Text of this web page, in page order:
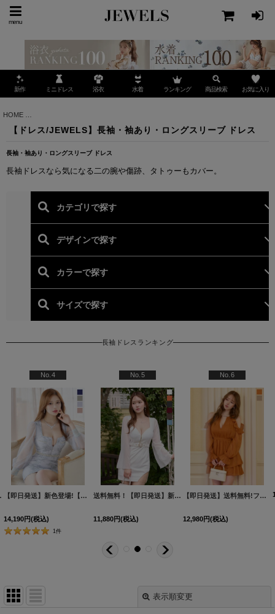
menu
新作 ミニドレス 浴衣 水着 ランキング 商品検索 お気に入り
HOME
【ドレス/JEWELS】長袖・袖あり・ロングスリーブ ドレス
長袖・袖あり・ロングスリーブ ドレス
長袖ドレスなら気になる二の腕や傷跡、タトゥーもカバー。
長袖ドレスランキング
人気ランキング (長袖・
[ 6012YNdzwuAGO-260706-1]
[6018YNdzwsIA-260713-1-CC
5723YNdzcu-250926-1]
【即日発送】送料無料!フリル/オフショルダー/ロングスリーブ/アメスリ/シフォン/ギャザー/ティアード/フレア/ミニドレス/キャバドレス【XS-Lサイズ/2カラー】[OF03]【YN】dzw
No.7
14,960円(税込)
No.8
11,880 円 (税込)
No.9
11,880円(税込)
表示順変更